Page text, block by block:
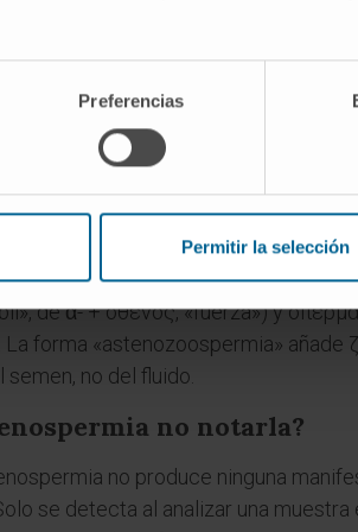
Preferencias
Permitir la selección
de espermatozoides en el
los espermatozoides están
muerto capta el colorante
«astenospermia»?
de ἀ- + σθένος, «fuerza») y
forma «astenozoospermia» añade
no del fluido.
no notarla?
no produce ninguna
se detecta al analizar una